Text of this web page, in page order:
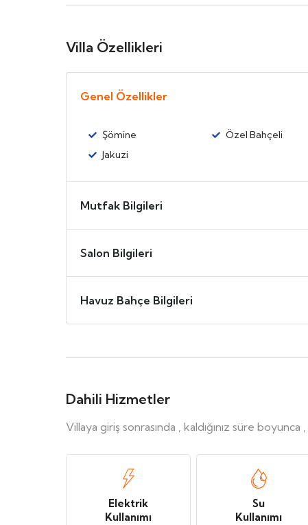
Villa Özellikleri
Genel Özellikler
Şömine Özel Bahçeli
Jakuzi
Mutfak Bilgileri
Salon Bilgileri
Havuz Bahçe Bilgileri
Dahili Hizmetler
Villaya giriş sonrasında , kaldığınız süre boyunca
Elektrik
Kullanımı
Su
Kullanımı